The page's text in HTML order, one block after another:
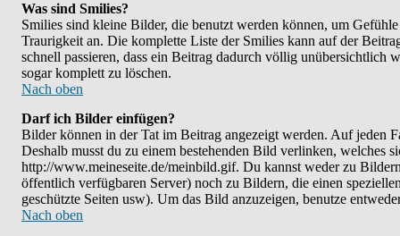
Was sind Smilies?
Smilies sind kleine Bilder, die benutzt werden können, um
Traurigkeit an. Die komplette Liste der Smilies kann auf der
schnell passieren, dass ein Beitrag dadurch völlig unübersichtlich
sogar komplett zu löschen.
Nach oben
Darf ich Bilder einfügen?
Bilder können in der Tat im Beitrag angezeigt werden. Auf jeden
Deshalb musst du zu einem bestehenden Bild verlinken,
http://www.meineseite.de/meinbild.gif. Du kannst weder zu
öffentlich verfügbaren Server) noch zu Bildern, die einen
geschützte Seiten usw). Um das Bild anzuzeigen, benutze
Nach oben